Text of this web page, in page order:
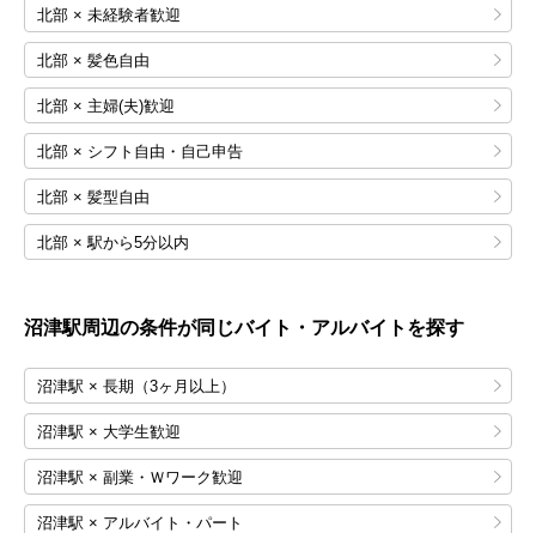
北部 × 未経験者歓迎
北部 × 髪色自由
北部 × 主婦(夫)歓迎
北部 × シフト自由・自己申告
北部 × 髪型自由
北部 × 駅から5分以内
沼津駅周辺の条件が同じバイト・アルバイトを探す
沼津駅 × 長期（3ヶ月以上）
沼津駅 × 大学生歓迎
沼津駅 × 副業・Ｗワーク歓迎
沼津駅 × アルバイト・パート